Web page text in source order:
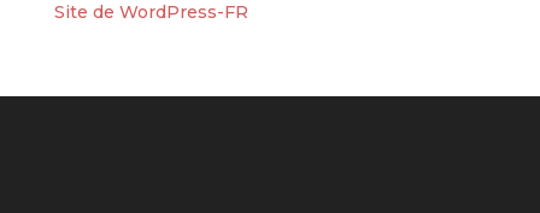
Site de WordPress-FR